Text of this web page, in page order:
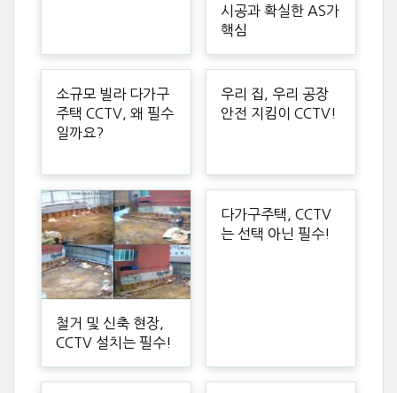
시공과 확실한 AS가
핵심
소규모 빌라 다가구
주택 CCTV, 왜 필수
일까요?
우리 집, 우리 공장
안전 지킴이 CCTV!
철거 및 신축 현장,
CCTV 설치는 필수!
다가구주택, CCTV
는 선택 아닌 필수!